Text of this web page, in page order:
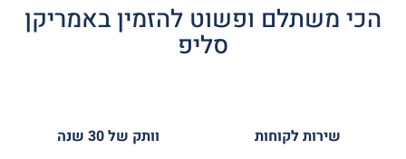
הכי משתלם ופשוט להזמין באמריקן
סליפ
שירות לקוחות וותק של 30 שנה